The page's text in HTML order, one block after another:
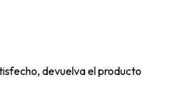
devuelva el producto